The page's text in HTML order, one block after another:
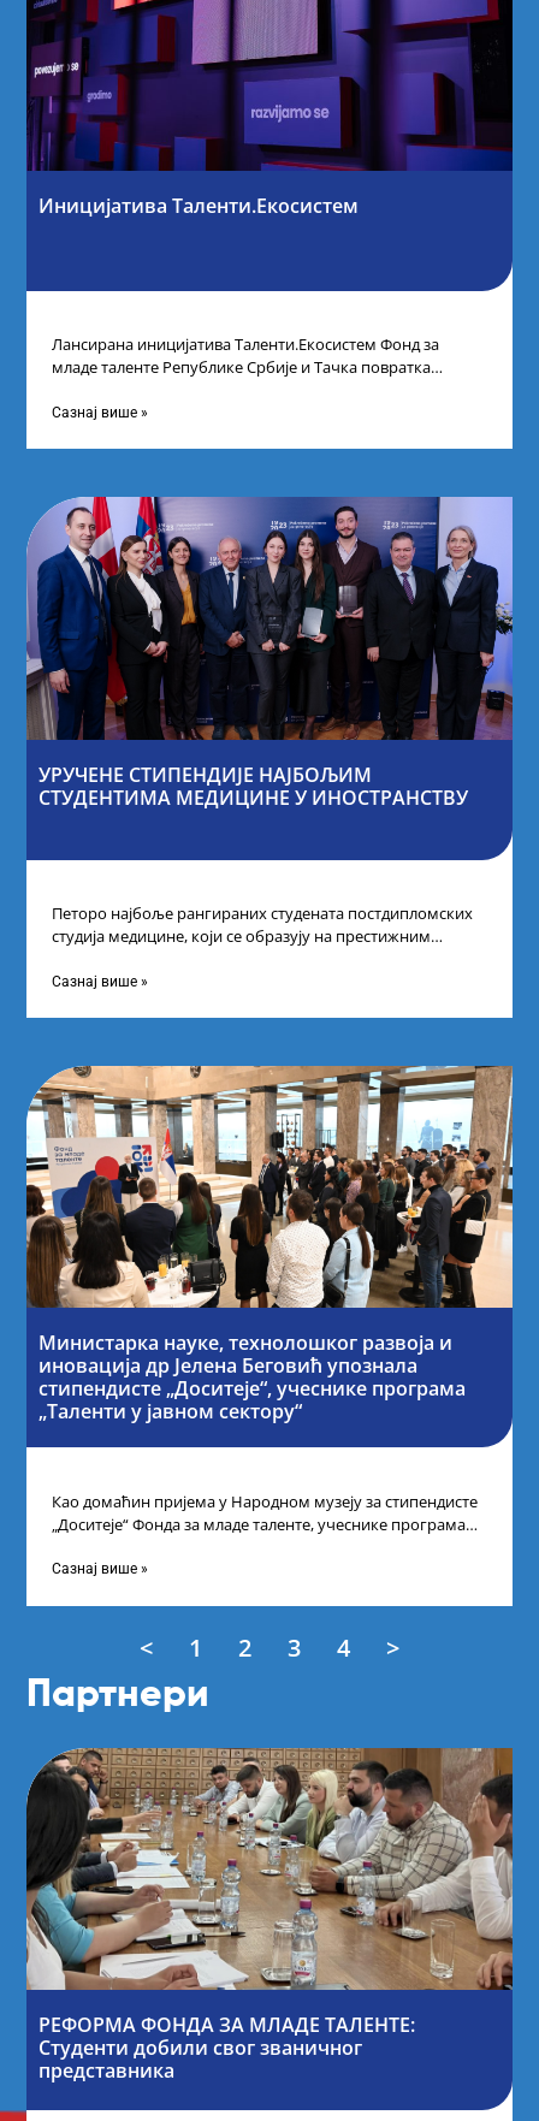
Иницијатива Таленти.Екосистем
Лансирана иницијатива Таленти.Екосистем Фонд за
младе таленте Републике Србије и Тачка повратка
догађају су се
Сазнај више »
УРУЧЕНЕ СТИПЕНДИЈЕ НАЈБОЉИМ
СТУДЕНТИМА МЕДИЦИНЕ У ИНОСТРАНСТВУ
Петоро најбоље рангираних студената постдипломских
студија медицине, који се образују на престижним
стипендије од
Сазнај више »
Министарка науке, технолошког развоја и
иновација др Јелена Беговић упознала
стипендисте „Доситеје“, учеснике програма
„Таленти у јавном сектору“
Као домаћин пријема у Народном музеју за стипендисте
„Доситеје“ Фонда за младе таленте, учеснике програма
Сазнај више »
< 1 2 3 4 >
Партнери
РЕФОРМА ФОНДА ЗА МЛАДЕ ТАЛЕНТЕ:
Студенти добили свог званичног
представника